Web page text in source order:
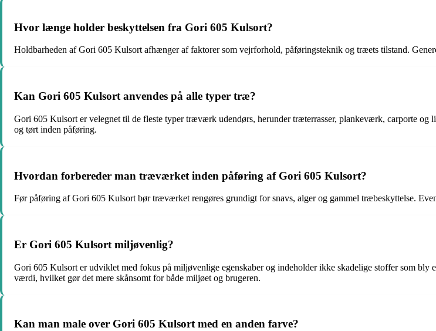
Hvor længe holder beskyttelsen fra Gori 605 Kulsort?
Holdbarheden af Gori 605 Kulsort afhænger af faktorer som vejrforhold, påføringsteknik og træets tilstand.
Kan Gori 605 Kulsort anvendes på alle typer træ?
Gori 605 Kulsort er velegnet til de fleste typer træværk udendørs, herunder træterrasser, plankeværk, carporte og
og tørt inden påføring.
Hvordan forbereder man træværket inden påføring af Gori 605 Kulsort?
Før påføring af Gori 605 Kulsort bør træværket rengøres grundigt for snavs, alger og gammel træbeskyttelse.
Er Gori 605 Kulsort miljøvenlig?
Gori 605 Kulsort er udviklet med fokus på miljøvenlige egenskaber og indeholder ikke skadelige stoffer som
værdi, hvilket gør det mere skånsomt for både miljøet og brugeren.
Kan man male over Gori 605 Kulsort med en anden farve?